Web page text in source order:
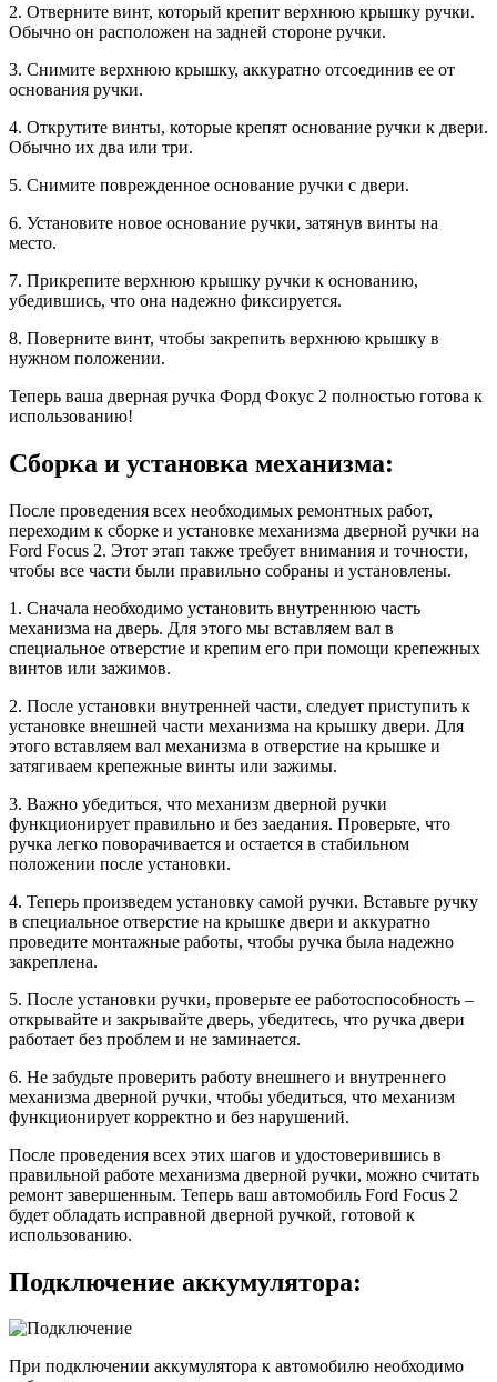
2. Отверните винт, который крепит верхнюю крышку ручки.
Обычно он расположен на задней стороне ручки.
3. Снимите верхнюю крышку, аккуратно отсоединив ее от
основания ручки.
4. Открутите винты, которые крепят основание ручки к двери.
Обычно их два или три.
5. Снимите поврежденное основание ручки с двери.
6. Установите новое основание ручки, затянув винты на
место.
7. Прикрепите верхнюю крышку ручки к основанию,
убедившись, что она надежно фиксируется.
8. Поверните винт, чтобы закрепить верхнюю крышку в
нужном положении.
Теперь ваша дверная ручка Форд Фокус 2 полностью готова к
использованию!
Сборка и установка механизма:
После проведения всех необходимых ремонтных работ,
переходим к сборке и установке механизма дверной ручки на
Ford Focus 2. Этот этап также требует внимания и точности,
чтобы все части были правильно собраны и установлены.
1. Сначала необходимо установить внутреннюю часть
механизма на дверь. Для этого мы вставляем вал в
специальное отверстие и крепим его при помощи крепежных
винтов или зажимов.
2. После установки внутренней части, следует приступить к
установке внешней части механизма на крышку двери. Для
этого вставляем вал механизма в отверстие на крышке и
затягиваем крепежные винты или зажимы.
3. Важно убедиться, что механизм дверной ручки
функционирует правильно и без заедания. Проверьте, что
ручка легко поворачивается и остается в стабильном
положении после установки.
4. Теперь произведем установку самой ручки. Вставьте ручку
в специальное отверстие на крышке двери и аккуратно
проведите монтажные работы, чтобы ручка была надежно
закреплена.
5. После установки ручки, проверьте ее работоспособность –
открывайте и закрывайте дверь, убедитесь, что ручка двери
работает без проблем и не заминается.
6. Не забудьте проверить работу внешнего и внутреннего
механизма дверной ручки, чтобы убедиться, что механизм
функционирует корректно и без нарушений.
После проведения всех этих шагов и удостоверившись в
правильной работе механизма дверной ручки, можно считать
ремонт завершенным. Теперь ваш автомобиль Ford Focus 2
будет обладать исправной дверной ручкой, готовой к
использованию.
Подключение аккумулятора:
При подключении аккумулятора к автомобилю необходимо